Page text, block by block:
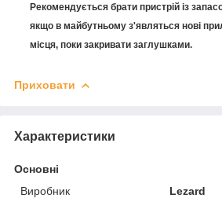
Рекомендується брати пристрій із
якщо в майбутньому з'являться нові
місця, поки закривати заглушками.
Приховати
Характеристики
Основні
Виробник
Lezard